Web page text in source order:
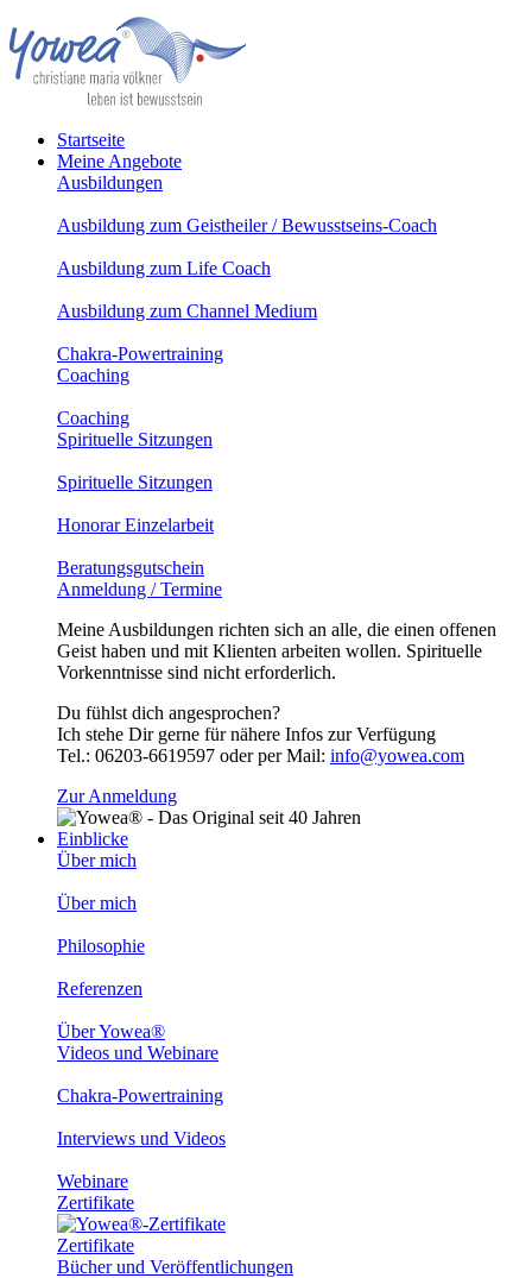
Startseite
Meine Angebote
Ausbildungen
Ausbildung zum Geistheiler / Bewusstseins-Coach
Ausbildung zum Life Coach
Ausbildung zum Channel Medium
Chakra-Powertraining
Coaching
Coaching
Spirituelle Sitzungen
Spirituelle Sitzungen
Honorar Einzelarbeit
Beratungsgutschein
Anmeldung / Termine
Meine Ausbildungen richten sich an alle, die einen offenen
Geist haben und mit Klienten arbeiten wollen. Spirituelle
Vorkenntnisse sind nicht erforderlich.
Du fühlst dich angesprochen?
Ich stehe Dir gerne für nähere Infos zur Verfügung
Tel.: 06203-6619597 oder per Mail: info@yowea.com
Zur Anmeldung
Einblicke
Über mich
Über mich
Philosophie
Referenzen
Über Yowea®
Videos und Webinare
Chakra-Powertraining
Interviews und Videos
Webinare
Zertifikate
Zertifikate
Bücher und Veröffentlichungen